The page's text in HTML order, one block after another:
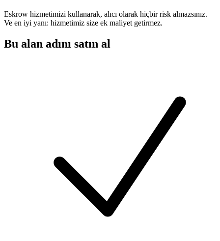
Eskrow hizmetimizi kullanarak, alıcı olarak hiçbir risk almazsınız.
Ve en iyi yanı: hizmetimiz size ek maliyet getirmez.
Bu alan adını satın al